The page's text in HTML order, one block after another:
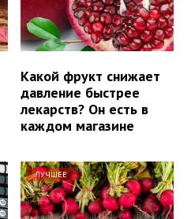
Какой фрукт снижает
давление быстрее
лекарств? Он есть в
каждом магазине
ЛУЧШЕЕ